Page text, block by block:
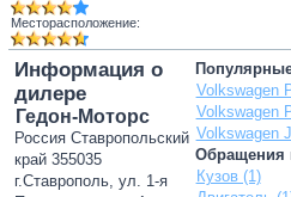
Месторасположение:
Volkswagen
Volkswagen
Volkswagen
Обращения
Кузов (1)
Информация о
дилере
Гедон-Моторс
Россия Ставропольский
край 355035
г.Ставрополь, ул. 1-я